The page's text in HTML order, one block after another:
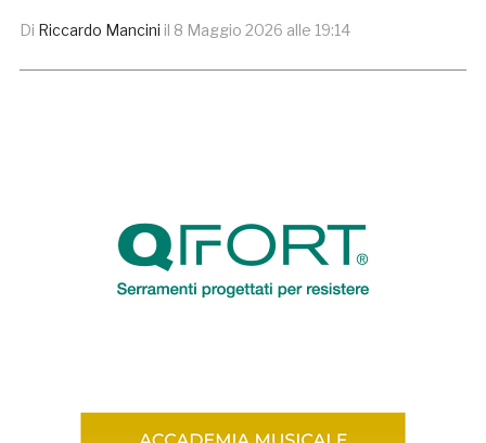
Di Riccardo Mancini il 8 Maggio 2026 alle 19:14